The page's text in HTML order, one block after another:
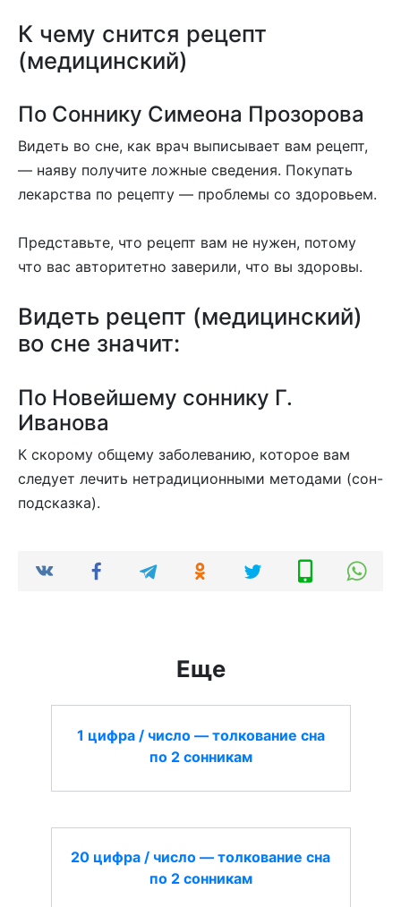
К чему снится рецепт
(медицинский)
По Соннику Симеона Прозорова
Видеть во сне, как врач выписывает вам рецепт,
— наяву получите ложные сведения. Покупать
лекарства по рецепту — проблемы со здоровьем.
Представьте, что рецепт вам не нужен, потому
что вас авторитетно заверили, что вы здоровы.
Видеть рецепт (медицинский)
во сне значит:
По Новейшему соннику Г.
Иванова
К скорому общему заболеванию, которое вам
следует лечить нетрадиционными методами (сон-
подсказка).
Еще
1 цифра / число — толкование сна
по 2 сонникам
20 цифра / число — толкование сна
по 2 сонникам